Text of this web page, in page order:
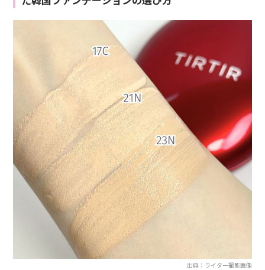
出典：ライター撮影画像